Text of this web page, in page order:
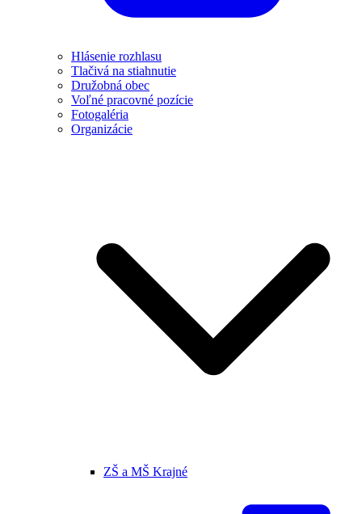
Hlásenie rozhlasu
Tlačivá na stiahnutie
Družobná obec
Voľné pracovné pozície
Fotogaléria
Organizácie
ZŠ a MŠ Krajné